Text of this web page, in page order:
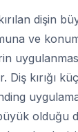
dişin
ve
Diş kırığı
olduğu